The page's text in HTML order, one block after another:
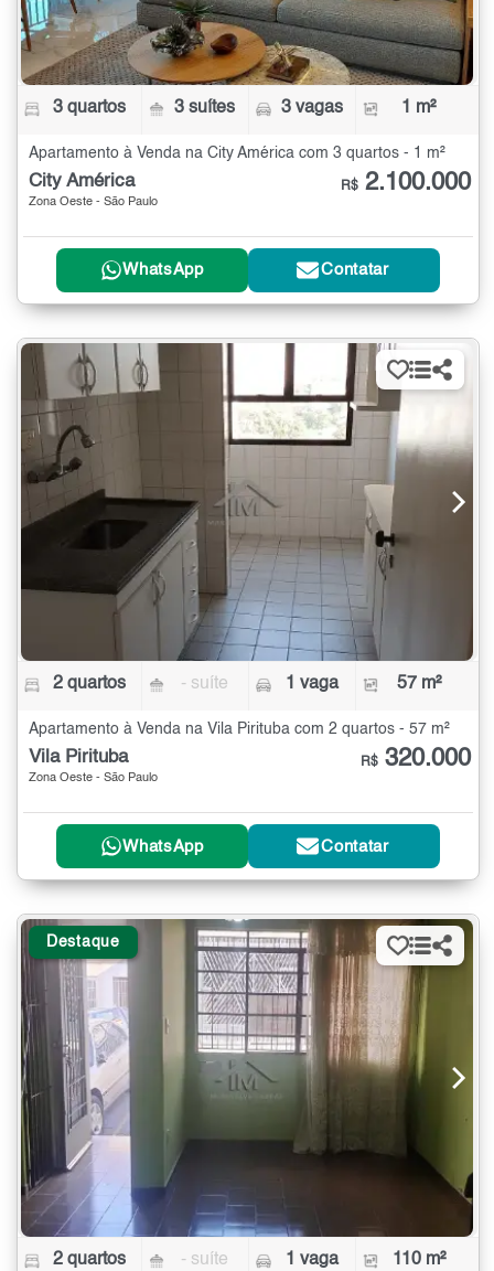
3 quartos 3 suítes 3 vagas 1 m²
Apartamento à Venda na City América com 3 quartos - 1 m²
City América
Zona Oeste - São Paulo
R$ 2.100.000
WhatsApp Contatar
2 quartos - suíte 1 vaga 57 m²
Apartamento à Venda na Vila Pirituba com 2 quartos - 57 m²
Vila Pirituba
Zona Oeste - São Paulo
R$ 320.000
WhatsApp Contatar
Destaque
2 quartos - suíte 1 vaga 110 m²